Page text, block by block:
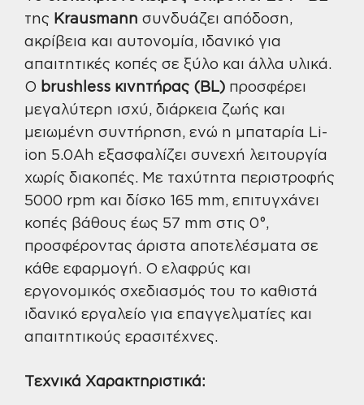
της Krausmann συνδυάζει απόδοση,
ακρίβεια και αυτονομία, ιδανικό για
απαιτητικές κοπές σε ξύλο και άλλα υλικά.
Ο brushless κινητήρας (BL) προσφέρει
μεγαλύτερη ισχύ, διάρκεια ζωής και
μειωμένη συντήρηση, ενώ η μπαταρία Li-
ion 5.0Ah εξασφαλίζει συνεχή λειτουργία
χωρίς διακοπές. Με ταχύτητα περιστροφής
5000 rpm και δίσκο 165 mm, επιτυγχάνει
κοπές βάθους έως 57 mm στις 0°,
προσφέροντας άριστα αποτελέσματα σε
κάθε εφαρμογή. Ο ελαφρύς και
εργονομικός σχεδιασμός του το καθιστά
ιδανικό εργαλείο για επαγγελματίες και
απαιτητικούς ερασιτέχνες.
Τεχνικά Χαρακτηριστικά: